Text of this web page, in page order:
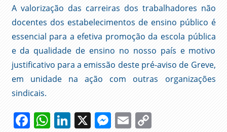
A valorização das carreiras dos trabalhadores não
docentes dos estabelecimentos de ensino público é
essencial para a efetiva promoção da escola pública
e da qualidade de ensino no nosso país e motivo
justificativo para a emissão deste pré-aviso de Greve,
em unidade na ação com outras organizações
sindicais.
Facebook
WhatsApp
LinkedIn
X Messenger
EmailCopy